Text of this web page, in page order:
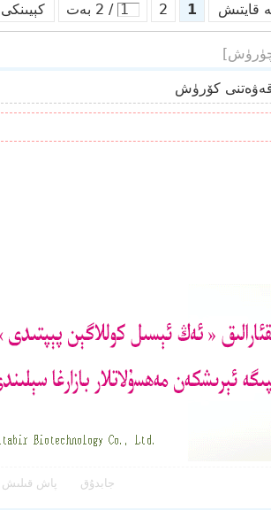
1
2 / 2 بەت كېيىنكى قايتىش
كۆرۈش
جابدۇق پاش قىلىش